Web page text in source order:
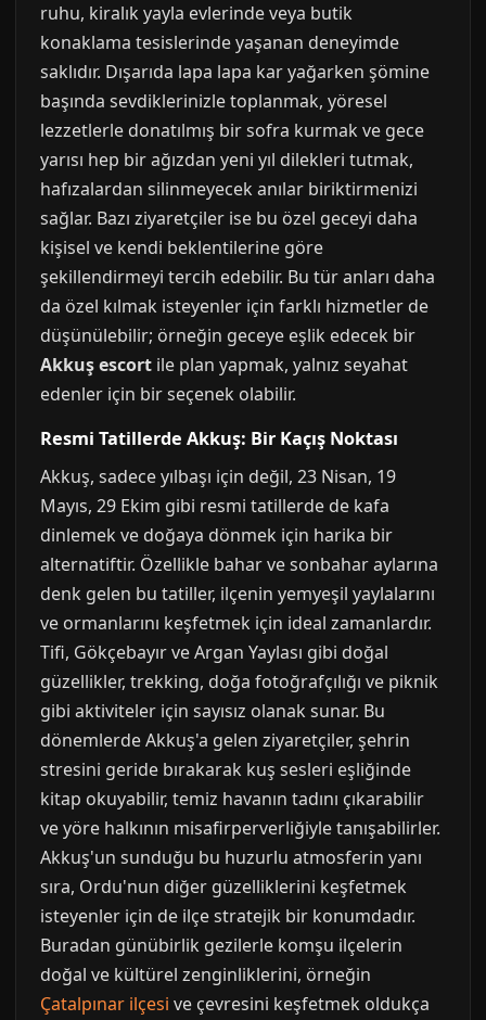
ruhu, kiralık yayla evlerinde veya butik
konaklama tesislerinde yaşanan deneyimde
saklıdır. Dışarıda lapa lapa kar yağarken şömine
başında sevdiklerinizle toplanmak, yöresel
lezzetlerle donatılmış bir sofra kurmak ve gece
yarısı hep bir ağızdan yeni yıl dilekleri tutmak,
hafızalardan silinmeyecek anılar biriktirmenizi
sağlar. Bazı ziyaretçiler ise bu özel geceyi daha
kişisel ve kendi beklentilerine göre
şekillendirmeyi tercih edebilir. Bu tür anları daha
da özel kılmak isteyenler için farklı hizmetler de
düşünülebilir; örneğin geceye eşlik edecek bir
Akkuş escort ile plan yapmak, yalnız seyahat
edenler için bir seçenek olabilir.
Resmi Tatillerde Akkuş: Bir Kaçış Noktası
Akkuş, sadece yılbaşı için değil, 23 Nisan, 19
Mayıs, 29 Ekim gibi resmi tatillerde de kafa
dinlemek ve doğaya dönmek için harika bir
alternatiftir. Özellikle bahar ve sonbahar aylarına
denk gelen bu tatiller, ilçenin yemyeşil yaylalarını
ve ormanlarını keşfetmek için ideal zamanlardır.
Tifi, Gökçebayır ve Argan Yaylası gibi doğal
güzellikler, trekking, doğa fotoğrafçılığı ve piknik
gibi aktiviteler için sayısız olanak sunar. Bu
dönemlerde Akkuş'a gelen ziyaretçiler, şehrin
stresini geride bırakarak kuş sesleri eşliğinde
kitap okuyabilir, temiz havanın tadını çıkarabilir
ve yöre halkının misafirperverliğiyle tanışabilirler.
Akkuş'un sunduğu bu huzurlu atmosferin yanı
sıra, Ordu'nun diğer güzelliklerini keşfetmek
isteyenler için de ilçe stratejik bir konumdadır.
Buradan günübirlik gezilerle komşu ilçelerin
doğal ve kültürel zenginliklerini, örneğin
Çatalpınar ilçesi ve çevresini keşfetmek oldukça